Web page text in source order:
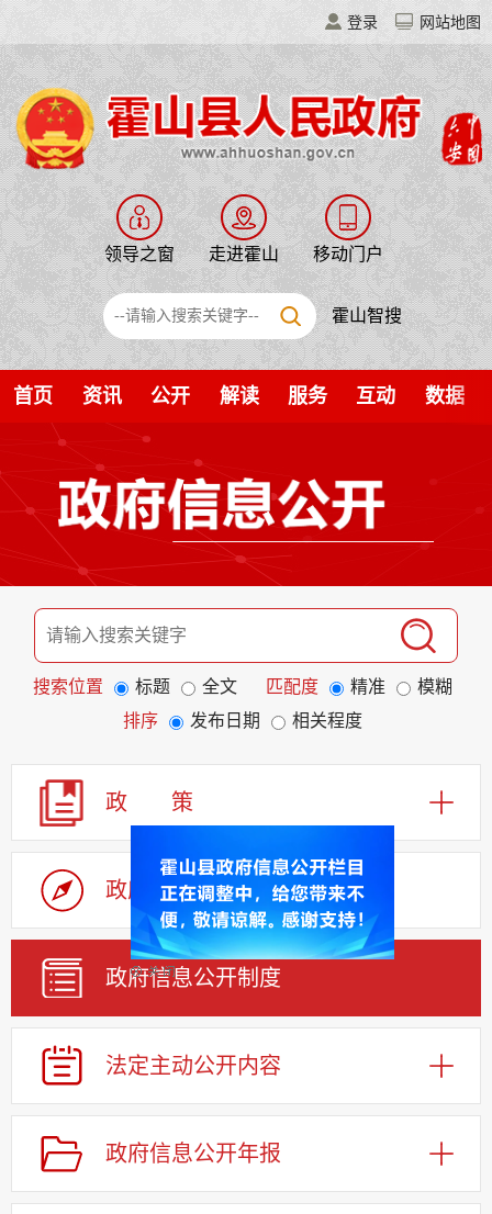
登录 网站地图
领导之窗 走进霍山 移动门户
霍山智搜
首页 资讯 公开 解读 服务 互动 数据
搜索位置 标题 全文 匹配度 精准
模糊
排序
发布日期 相关程度
政 策
政府信息公开指南
政府信息公开制度
法定主动公开内容
政府信息公开年报